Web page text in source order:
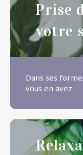
Prise
votre
Dans ses
vous en avez.